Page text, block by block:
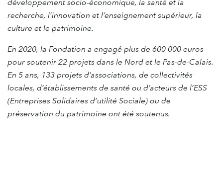
développement socio-économique, la santé et la
recherche, l’innovation et l’enseignement supérieur, la
culture et le patrimoine.
En 2020, la Fondation a engagé plus de 600 000 euros
pour soutenir 22 projets dans le Nord et le Pas-de-Calais.
En 5 ans, 133 projets d’associations, de collectivités
locales, d’établissements de santé ou d’acteurs de l’ESS
(Entreprises Solidaires d’utilité Sociale) ou de
préservation du patrimoine ont été soutenus.